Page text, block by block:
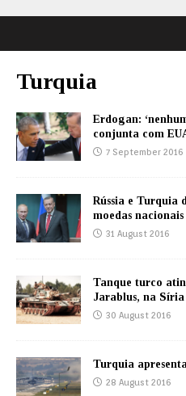
Turquia
Erdogan:
conjunta com
7 September 2016
Rússia e Turquia
moedas
31 August 2016
Tanque turco
Jarablus, na Síria
30 August 2016
Turquia
28 August 2016